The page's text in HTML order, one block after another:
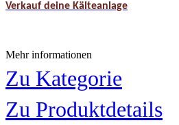
Verkauf deine Kälteanlage
Mehr informationen
Zu Kategorie
Zu Produktdetails